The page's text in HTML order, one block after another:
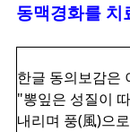
동맥경화를 치
한글 동의보감은
"뽕잎은 성질이
내리며 풍(風)으